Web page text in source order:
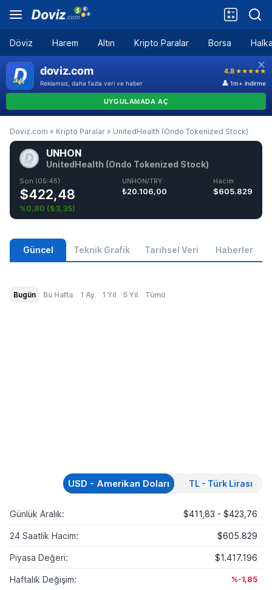
Döviz Harem Altın Kripto Paralar Borsa
Doviz.com » Kripto Paralar » UnitedHealth (Ondo Tokenized Stock)
UNHON
UnitedHealth (Ondo Tokenized Stock)
Son (05:45)
$422,48
%0,80 ($3,35)
UNHON/TRY
₺20.106,00
Hacim
$605.829
Güncel Teknik Grafik Tarihsel Veri Haberler
Bugün Bu Hafta 1 Ay 1 Yıl 5 Yıl Tümü
USD - Amerikan Doları TL - Türk Lirası
Günlük Aralık: $411,83 - $423,76
24 Saatlik Hacim: $605.829
Piyasa Değeri: $1.417.196
Haftalık Değişim: %-1,85